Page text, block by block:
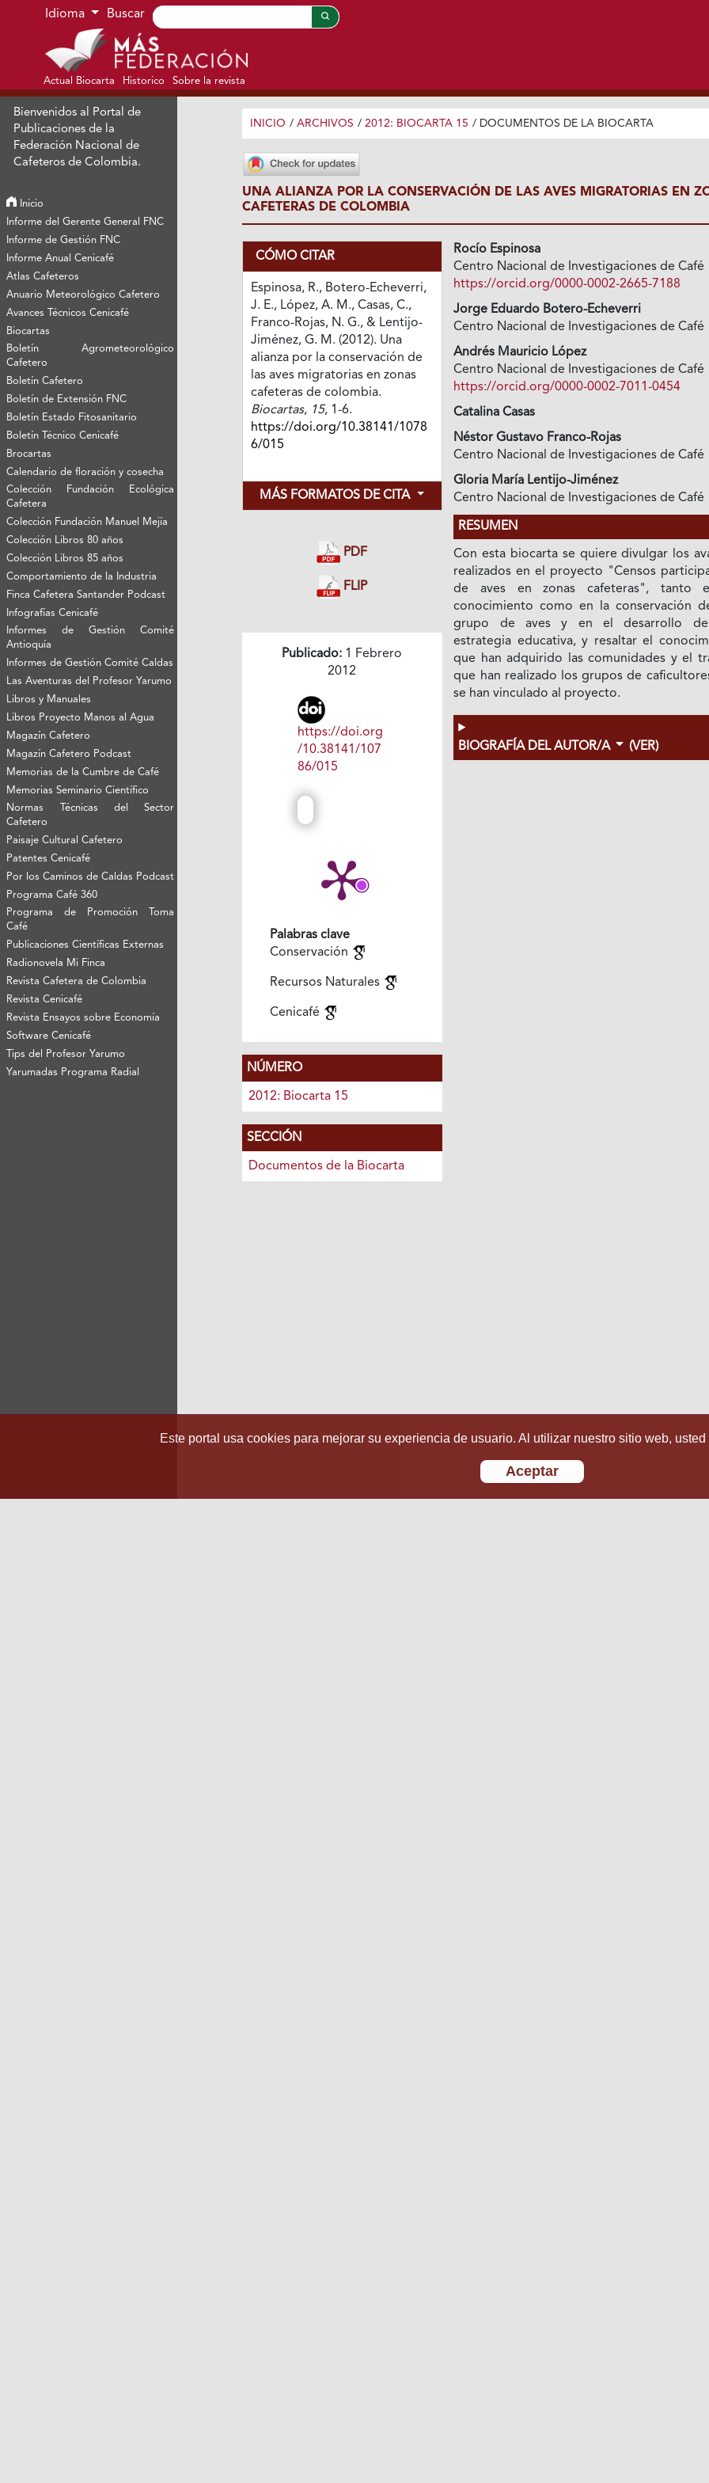
Ir al menú de navegación principal
Ir al contenido principal
Ir al pie de página del sitio
Idioma Buscar
Actual Biocarta Historico Sobre la revista
Bienvenidos al Portal de
Publicaciones de la
Federación Nacional de
Cafeteros de Colombia.
Inicio
Informe del Gerente General FNC
Informe de Gestión FNC
Informe Anual Cenicafé
Atlas Cafeteros
Anuario Meteorológico Cafetero
Avances Técnicos Cenicafé
Biocartas
Boletín Agrometeorológico
Cafetero
Boletín Cafetero
Boletín de Extensión FNC
Boletín Estado Fitosanitario
Boletín Técnico Cenicafé
Brocartas
Calendario de floración y cosecha
Colección Fundación Ecológica
Cafetera
Colección Fundación Manuel Mejía
Colección Libros 80 años
Colección Libros 85 años
Comportamiento de la Industria
Finca Cafetera Santander Podcast
Infografías Cenicafé
Informes de Gestión Comité
Antioquía
Informes de Gestión Comité Caldas
Las Aventuras del Profesor Yarumo
Libros y Manuales
Libros Proyecto Manos al Agua
Magazín Cafetero
Magazín Cafetero Podcast
Memorias de la Cumbre de Café
Memorias Seminario Científico
Normas Técnicas del Sector
Cafetero
Paisaje Cultural Cafetero
Patentes Cenicafé
Por los Caminos de Caldas Podcast
Programa Café 360
Programa de Promoción Toma
Café
Publicaciones Científicas Externas
Radionovela Mi Finca
Revista Cafetera de Colombia
Revista Cenicafé
Revista Ensayos sobre Economía
Software Cenicafé
Tips del Profesor Yarumo
Yarumadas Programa Radial
INICIO / ARCHIVOS / 2012: BIOCARTA 15 / DOCUMENTOS DE LA BIOCARTA
UNA ALIANZA POR LA CONSERVACIÓN DE LAS AVES MIGRATORIAS EN
CAFETERAS DE COLOMBIA
CÓMO CITAR
Espinosa, R., Botero-Echeverri,
J. E., López, A. M., Casas, C.,
Franco-Rojas, N. G., & Lentijo-
Jiménez, G. M. (2012). Una
alianza por la conservación de
las aves migratorias en zonas
cafeteras de colombia.
Biocartas, 15, 1-6.
https://doi.org/10.38141/1078
6/015
MÁS FORMATOS DE CITA
PDF
FLIP
Publicado: 1 Febrero
2012
https://doi.org
/10.38141/107
86/015
Palabras clave
Conservación
Recursos Naturales
Cenicafé
NÚMERO
2012: Biocarta 15
SECCIÓN
Documentos de la Biocarta
Rocío Espinosa
Centro Nacional de Investigaciones de Café
https://orcid.org/0000-0002-2665-7188
Jorge Eduardo Botero-Echeverri
Centro Nacional de Investigaciones de Café
Andrés Mauricio López
Centro Nacional de Investigaciones de Café
https://orcid.org/0000-0002-7011-0454
Catalina Casas
Néstor Gustavo Franco-Rojas
Centro Nacional de Investigaciones de Café
Gloria María Lentijo-Jiménez
Centro Nacional de Investigaciones de Café
RESUMEN
Con esta biocarta se quiere divulgar los
realizados en el proyecto "Censos
de aves en zonas cafeteras", tanto
conocimiento como en la conservación
grupo de aves y en el desarrollo
estrategia educativa, y resaltar el
que han adquirido las comunidades y el
que han realizado los grupos de
se han vinculado al proyecto.
BIOGRAFÍA DEL AUTOR/A (VER)
Este portal usa cookies para mejorar su experiencia de usuario. Al utilizar nuestro sitio web,
Aceptar